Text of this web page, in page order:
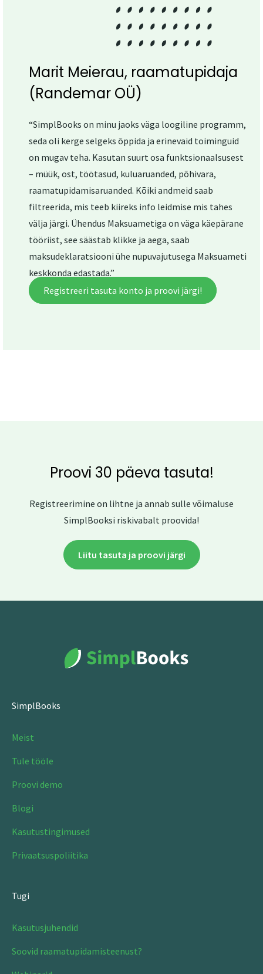
Marit Meierau, raamatupidaja
(Randemar OÜ)
“SimplBooks on minu jaoks väga loogiline programm,
seda oli kerge selgeks õppida ja erinevaid toiminguid
on mugav teha. Kasutan suurt osa funktsionaalsusest
– müük, ost, töötasud, kuluaruanded, põhivara,
raamatupidamisaruanded. Kõiki andmeid saab
filtreerida, mis teeb kiireks info leidmise mis tahes
välja järgi. Ühendus Maksuametiga on väga käepärane
tööriist, see säästab klikke ja aega, saab
maksudeklaratsiooni ühe nupuvajutusega Maksuameti
keskkonda edastada.”
Registreeri tasuta konto ja proovi järgi!
Proovi 30 päeva tasuta!
Registreerimine on lihtne ja annab sulle võimaluse
SimplBooksi riskivabalt proovida!
Liitu tasuta ja proovi järgi
SimplBooks
Meist
Tule tööle
Proovi demo
Blogi
Kasutustingimused
Privaatsuspoliitika
Tugi
Kasutusjuhendid
Soovid raamatupidamisteenust?